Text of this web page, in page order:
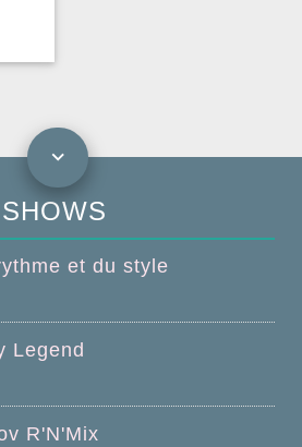
et du style
Legend
R'N'Mix